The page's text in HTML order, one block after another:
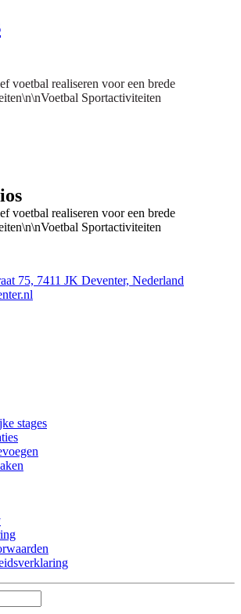
voetbal realiseren voor een brede
Sportactiviteiten
voetbal realiseren voor een brede
Sportactiviteiten
75, 7411 JK Deventer, Nederland
stages